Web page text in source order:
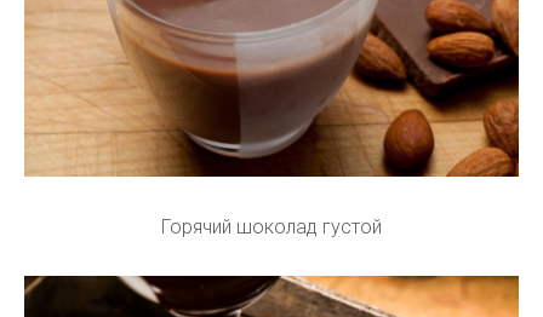
Горячий шоколад густой